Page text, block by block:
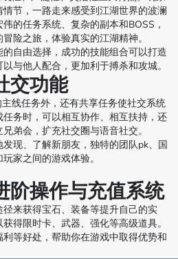
节，一路走来感受到江湖世界的波澜
的任务系统、复杂的副本和BOSS，
险之旅，体验真实的江湖精神。
自由选择，成功的技能组合可以打造
与他人配合，更加利于搏杀和攻城。
交功能
线任务外，还有共享任务使社交系统
务时，可以相互协作、相互扶持，还
弟会，扩充社交圈与语音社交。
现、了解新朋友，独特的团队pk、国
家之间的游戏体验。
阶操作与充值系统
来获得宝石、装备等提升自己的实
得限时卡、武器、强化等高级道具。
等好处，帮助你在游戏中取得优势和